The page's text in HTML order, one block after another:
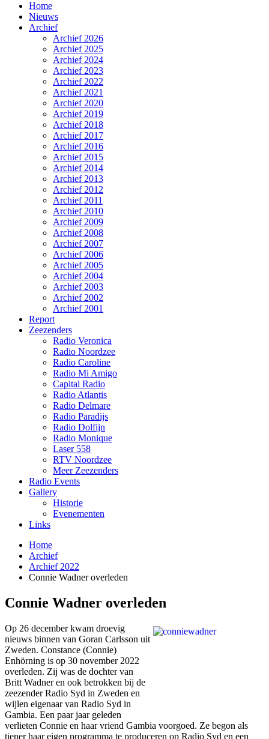
Home
Nieuws
Archief
Archief 2026
Archief 2025
Archief 2024
Archief 2023
Archief 2022
Archief 2021
Archief 2020
Archief 2019
Archief 2018
Archief 2017
Archief 2016
Archief 2015
Archief 2014
Archief 2013
Archief 2012
Archief 2011
Archief 2010
Archief 2009
Archief 2008
Archief 2007
Archief 2006
Archief 2005
Archief 2004
Archief 2003
Archief 2002
Archief 2001
Report
Zeezenders
Radio Veronica
Radio Noordzee
Radio Caroline
Radio Mi Amigo
Capital Radio
Radio Atlantis
Radio Delmare
Radio Paradijs
Radio Dolfijn
Radio Monique
Laser 558
RTV Noordzee
Meer Zeezenders
Radio Events
Gallery
Historie
Evenementen
Links
Home
Archief
Archief 2022
Connie Wadner overleden
Connie Wadner overleden
Op 26 december kwam droevig
nieuws binnen van Goran Carlsson uit
Zweden. Constance (Connie)
Enhörning is op 30 november 2022
overleden. Zij was de dochter van
Britt Wadner en ook betrokken bij de
zeezender Radio Syd in Zweden en
wijlen eigenaar van Radio Syd in
Gambia. Een paar jaar geleden
verlieten Connie en haar vriend Gambia voorgoed. Ze begon als
tiener haar eigen programma te produceren op Radio Syd en een